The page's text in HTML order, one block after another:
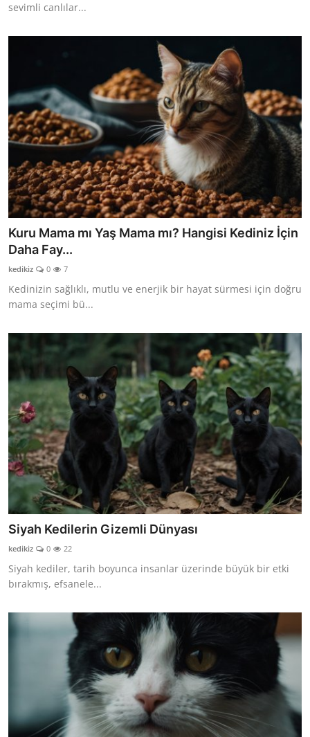
sevimli canlılar...
Kuru Mama mı Yaş Mama mı? Hangisi Kediniz İçin
Daha Fay...
kedikiz 0 7
Kedinizin sağlıklı, mutlu ve enerjik bir hayat sürmesi için doğru
mama seçimi bü...
Siyah Kedilerin Gizemli Dünyası
kedikiz 0 22
Siyah kediler, tarih boyunca insanlar üzerinde büyük bir etki
bırakmış, efsanele...